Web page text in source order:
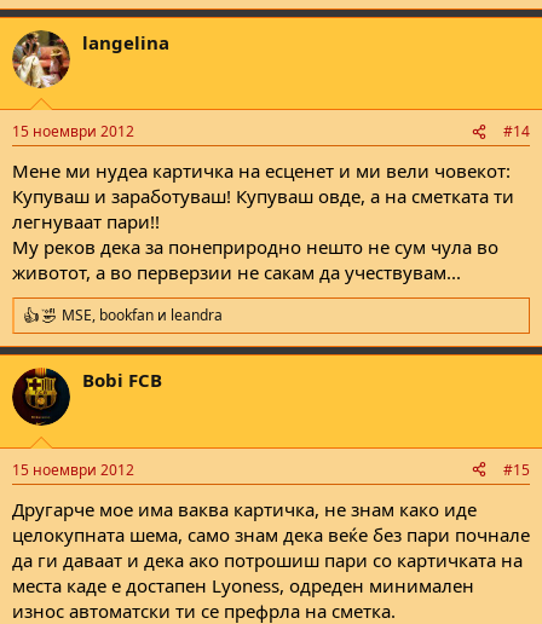
langelina
15 ноември 2012 #14
Мене ми нудеа картичка на есценет и ми вели човекот:
Купуваш и заработуваш! Купуваш овде, а на сметката ти
легнуваат пари!!
Му реков дека за понеприродно нешто не сум чула во
животот, а во перверзии не сакам да учествувам...
R
e
a
c
t
i
s
MSE, bookfan и leandra
Bobi FCB
15 ноември 2012 #15
Другарче мое има ваква картичка, не знам како иде
целокупната шема, само знам дека веќе без пари почнале
да ги даваат и дека ако потрошиш пари со картичката на
места каде е достапен Lyoness, одреден минимален
износ автоматски ти се префрла на сметка.